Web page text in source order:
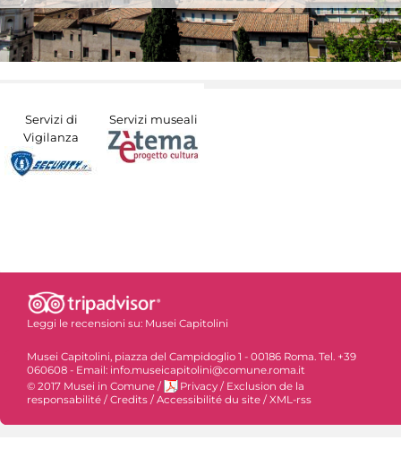
Servizi di
Vigilanza
Servizi museali
Leggi le recensioni su: Musei Capitolini
Musei Capitolini, piazza del Campidoglio 1 - 00186 Roma. Tel. +39
060608 - Email: info.museicapitolini@comune.roma.it
© 2017 Musei in Comune / Privacy / Exclusion de la
responsabilité /Credits /Accessibilité du site /XML-rss